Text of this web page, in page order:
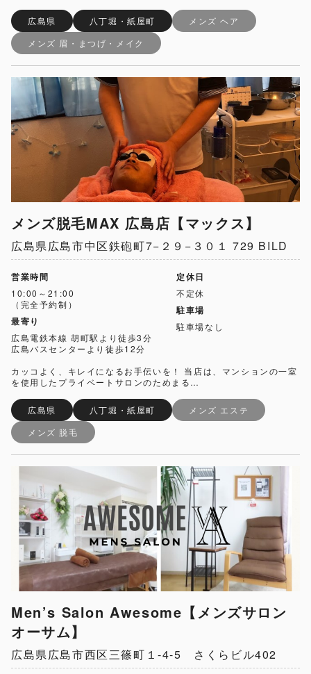
広島県 八丁堀・紙屋町
メンズ ヘア
メンズ 眉・まつげ・メイク
メンズ脱毛MAX 広島店【マックス】
広島県広島市中区鉄砲町7−２９−３０１ 729 BILD
営業時間
10:00～21:00
（完全予約制）
最寄り
広島電鉄本線 胡町駅より徒歩3分
広島バスセンターより徒歩12分
定休日
不定休
駐車場
駐車場なし
カッコよく、キレイになるお手伝いを！ 当店は、マンションの一室
を使用したプライベートサロンのためまる…
広島県 八丁堀・紙屋町
メンズ エステ
メンズ 脱毛
Men’s Salon Awesome【メンズサロン
オーサム】
広島県広島市西区三篠町１-4-5 さくらビル402